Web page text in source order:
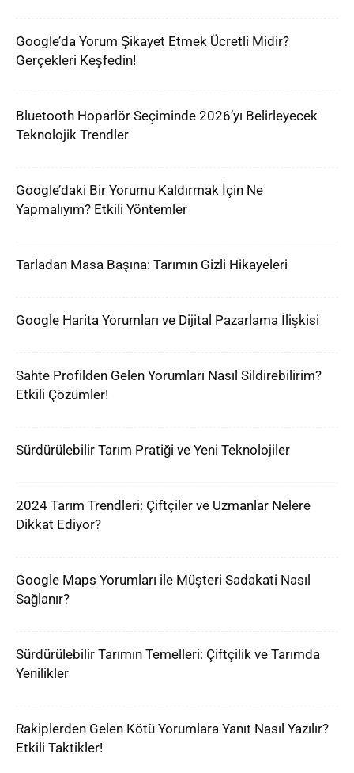
Google’da Yorum Şikayet Etmek Ücretli Midir?
Gerçekleri Keşfedin!
Bluetooth Hoparlör Seçiminde 2026’yı Belirleyecek
Teknolojik Trendler
Google’daki Bir Yorumu Kaldırmak İçin Ne
Yapmalıyım? Etkili Yöntemler
Tarladan Masa Başına: Tarımın Gizli Hikayeleri
Google Harita Yorumları ve Dijital Pazarlama İlişkisi
Sahte Profilden Gelen Yorumları Nasıl Sildirebilirim?
Etkili Çözümler!
Sürdürülebilir Tarım Pratiği ve Yeni Teknolojiler
2024 Tarım Trendleri: Çiftçiler ve Uzmanlar Nelere
Dikkat Ediyor?
Google Maps Yorumları ile Müşteri Sadakati Nasıl
Sağlanır?
Sürdürülebilir Tarımın Temelleri: Çiftçilik ve Tarımda
Yenilikler
Rakiplerden Gelen Kötü Yorumlara Yanıt Nasıl Yazılır?
Etkili Taktikler!